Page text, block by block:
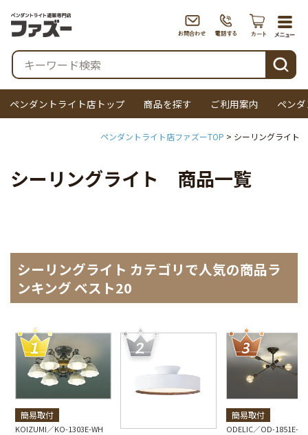
検索
ペンダントライト店トップ 商品を探す ご利用案内 ペン
ペンダントライト店ファズーTOP シーリングライト
シーリングライト 商品一覧
シーリングライト カテゴリで人気の商品ラ
ンキング ベスト20
簡易取付
KOIZUMI KO-1303E-WH
簡易取付
ODELIC OD-1851E-BK